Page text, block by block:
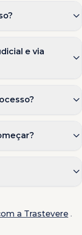
e via
a Trastevere .